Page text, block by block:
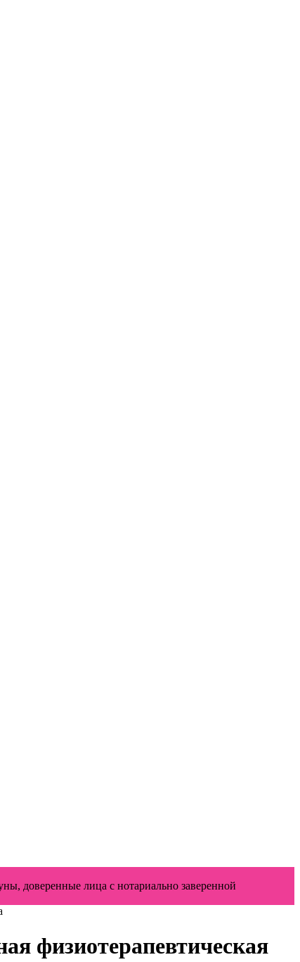
доверенные лица с нотариально заверенной
физиотерапевтическая